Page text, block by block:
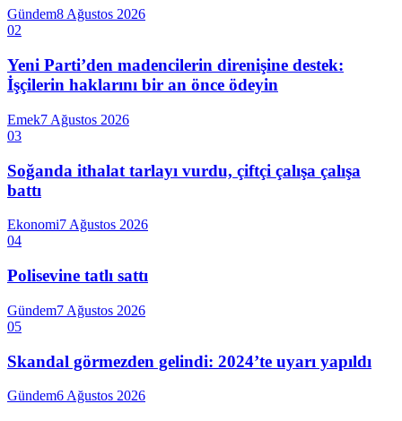
Gündem8 Ağustos 2026
02
Yeni Parti’den madencilerin direnişine destek:
İşçilerin haklarını bir an önce ödeyin
Emek7 Ağustos 2026
03
Soğanda ithalat tarlayı vurdu, çiftçi çalışa çalışa
battı
Ekonomi7 Ağustos 2026
04
Polisevine tatlı sattı
Gündem7 Ağustos 2026
05
Skandal görmezden gelindi: 2024’te uyarı yapıldı
Gündem6 Ağustos 2026